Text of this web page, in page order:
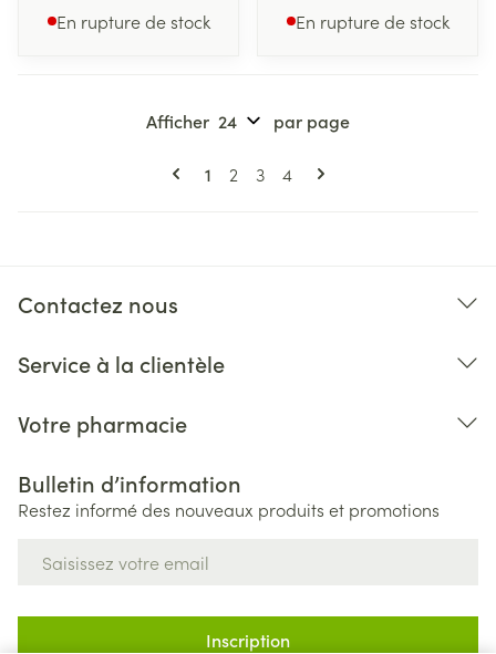
En rupture de stock En rupture de stock
Pages
Vous lisez actuellement la page
1 Page
2 Page
3 Page
4
Afficher par page
Contactez nous
Service à la clientèle
Votre pharmacie
Bulletin d’information
Restez informé des nouveaux produits et promotions
Inscription